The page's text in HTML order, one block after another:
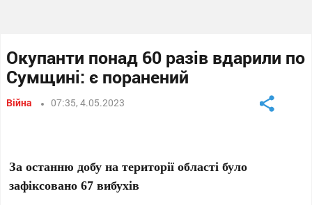
Окупанти понад 60 разів вдарили по
Сумщині: є поранений
Війна 07:35, 4.05.2023
За останню добу на території області було
зафіксовано 67 вибухів